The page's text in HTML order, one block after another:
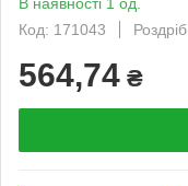
Код: 171043
Роздріб
564,74 ₴